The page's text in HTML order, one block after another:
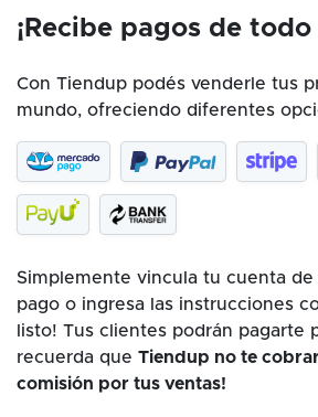
¡Recibe pagos de
Con Tiendup podés venderle tus
mundo, ofreciendo diferentes
Simplemente vincula tu cuenta de
pago o ingresa las instrucciones
listo! Tus clientes podrán pagarte
recuerda que Tiendup no te
comisión por tus ventas!